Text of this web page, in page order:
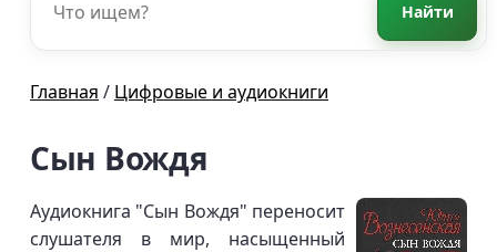
Найти
Главная / Цифровые и аудиокниги
Сын Вождя
Аудиокнига "Сын Вождя" переносит
слушателя в мир, насыщенный